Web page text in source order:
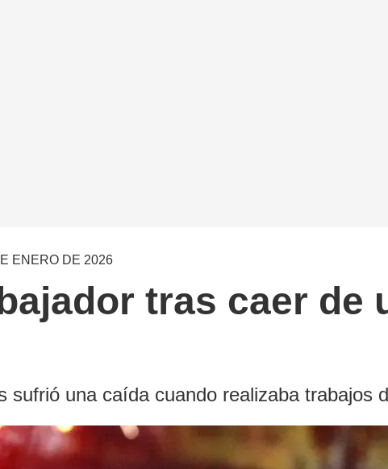
ENERO DE 2026
tras caer de
sufrió una caída cuando realizaba trabajos